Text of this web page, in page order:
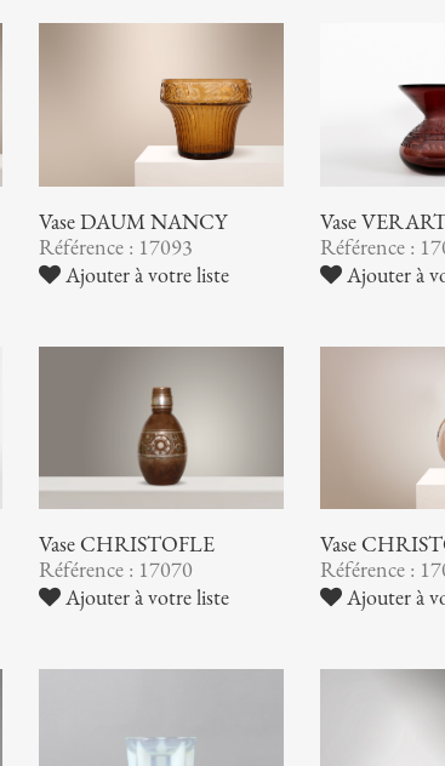
Vase DAUM NANCY
Référence : 17093
Ajouter à votre liste
Vase
Référence :
Ajouter à
Vase CHRISTOFLE
Référence : 17070
Ajouter à votre liste
Vase
Référence :
Ajouter à